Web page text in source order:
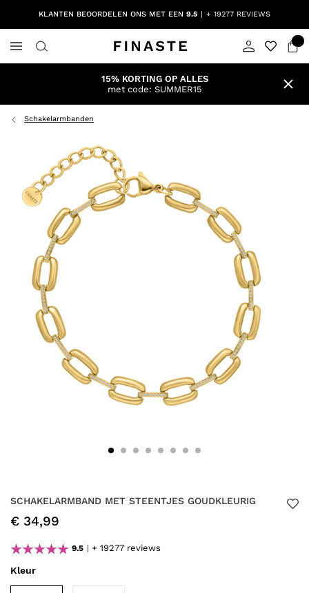
KLANTEN BEOORDELEN ONS MET EEN 9.5 + 19277 REVIEWS
15% KORTING OP ALLES
met code: SUMMER15
Schakelarmbanden
SCHAKELARMBAND MET STEENTJES GOUDKLEURIG
Kleur
9.5 + 19277 reviews
€ 34,99